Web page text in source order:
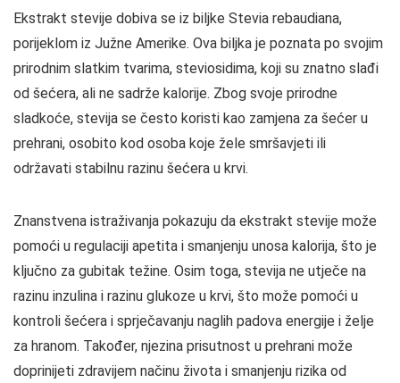
Ekstrakt stevije dobiva se iz biljke Stevia rebaudiana,
porijeklom iz Južne Amerike. Ova biljka je poznata po svojim
prirodnim slatkim tvarima, steviosidima, koji su znatno slađi
od šećera, ali ne sadrže kalorije. Zbog svoje prirodne
sladkoće, stevija se često koristi kao zamjena za šećer u
prehrani, osobito kod osoba koje žele smršavjeti ili
održavati stabilnu razinu šećera u krvi.
Znanstvena istraživanja pokazuju da ekstrakt stevije može
pomoći u regulaciji apetita i smanjenju unosa kalorija, što je
ključno za gubitak težine. Osim toga, stevija ne utječe na
razinu inzulina i razinu glukoze u krvi, što može pomoći u
kontroli šećera i sprječavanju naglih padova energije i želje
za hranom. Također, njezina prisutnost u prehrani može
doprinijeti zdravijem načinu života i smanjenju rizika od